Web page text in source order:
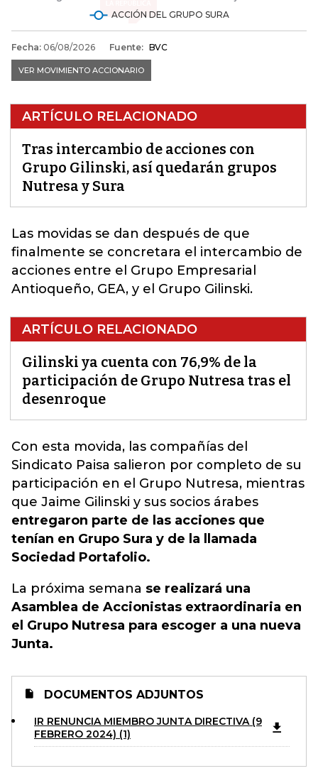
ARTÍCULO RELACIONADO
Tras intercambio de acciones con
Grupo Gilinski, así quedarán grupos
Nutresa y Sura
Las movidas se dan después de que
finalmente se concretara el intercambio de
acciones entre el Grupo Empresarial
Antioqueño, GEA, y el Grupo Gilinski.
ARTÍCULO RELACIONADO
Gilinski ya cuenta con 76,9% de la
participación de Grupo Nutresa tras el
desenroque
Con esta movida, las compañías del
Sindicato Paisa salieron por completo de su
participación en el Grupo Nutresa, mientras
que Jaime Gilinski y sus socios árabes
entregaron parte de las acciones que
tenían en Grupo Sura y de la llamada
Sociedad Portafolio.
La próxima semana se realizará una
Asamblea de Accionistas extraordinaria en
el Grupo Nutresa para escoger a una nueva
Junta.
DOCUMENTOS ADJUNTOS
IR RENUNCIA MIEMBRO JUNTA DIRECTIVA (9
FEBRERO 2024) (1)